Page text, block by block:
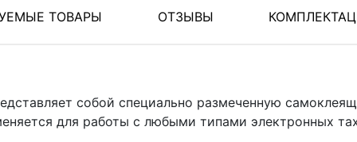
ТОВАРЫ ОТЗЫВЫ
собой специально размеченную
для работы с любыми типами электронных